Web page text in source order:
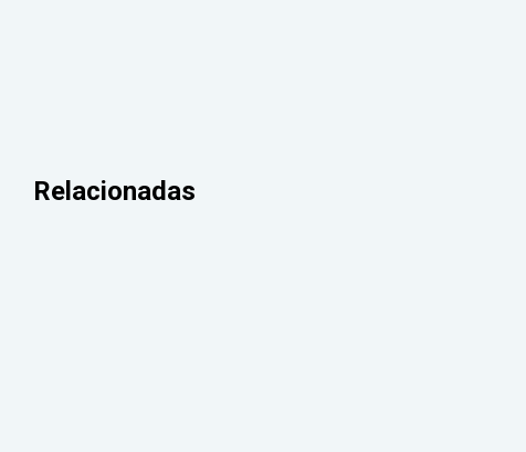
Relacionadas